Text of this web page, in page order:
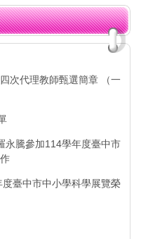
次代理教師甄選簡章 （一
永騰參加114學年度臺中市
臺中市中小學科學展覽榮